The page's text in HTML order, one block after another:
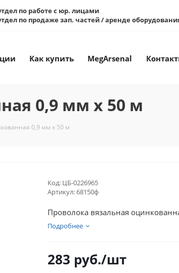
по работе с юр. лицами
по продаже зап. частей / аренде
Как купить MegArsenal
0,9 мм x 50 м
0,9 мм x 50 м
Код: ЦБ-0226965
Артикул:68150ф
Проволока вязальная
Подробнее
283 руб./шт